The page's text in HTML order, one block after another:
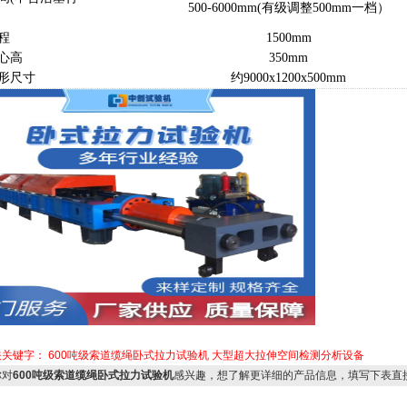
500-6000mm(有级调整500mm一档）
1500mm
高
350mm
尺寸
约9000x1200x500mm
键字： 600吨级索道缆绳卧式拉力试验机 大型超大拉伸空间检测分析设备
600吨级索道缆绳卧式拉力试验机感兴趣，想了解更详细的产品信息，填写下表直